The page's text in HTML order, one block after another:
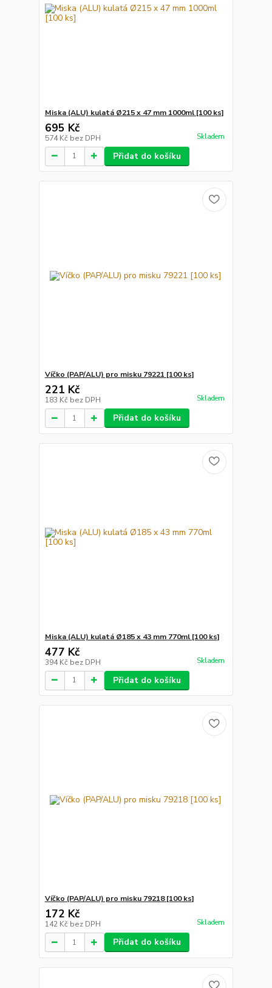
Miska (ALU) kulatá Ø215 x 47 mm 1000ml [100 ks]
695 Kč
574 Kč bez DPH Skladem
Přidat do košíku
Víčko (PAP/ALU) pro misku 79221 [100 ks]
221 Kč
183 Kč bez DPH Skladem
Přidat do košíku
Miska (ALU) kulatá Ø185 x 43 mm 770ml [100 ks]
477 Kč
394 Kč bez DPH Skladem
Přidat do košíku
Víčko (PAP/ALU) pro misku 79218 [100 ks]
172 Kč
142 Kč bez DPH Skladem
Přidat do košíku